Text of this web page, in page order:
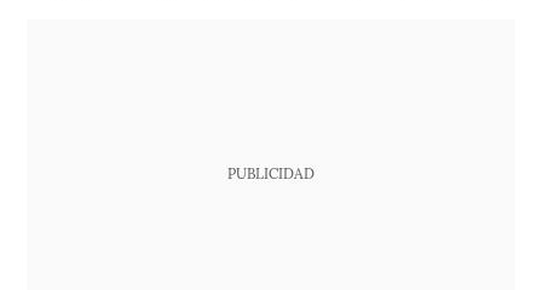
PUBLICIDAD